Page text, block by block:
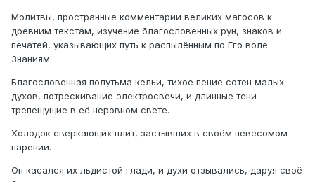
Молитвы, пространные комментарии великих магосов к
древним текстам, изучение благословенных рун, знаков и
печатей, указывающих путь к распылённым по Его воле
Знаниям.
Благословенная полутьма кельи, тихое пение сотен малых
духов, потрескивание электросвечи, и длинные тени
трепещущие в её неровном свете.
Холодок сверкающих плит, застывших в своём невесомом
парении.
Он касался их льдистой глади, и духи отзывались, даруя своё